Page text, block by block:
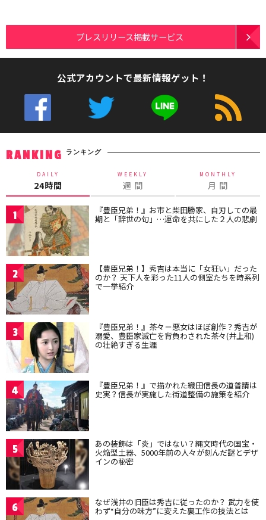
プレスリリース掲載サービス
公式アカウントで最新情報ゲット！
RANKING ランキング
DAILY
24時間
WEEKLY
週 間
MONTHLY
月 間
1 『豊臣兄弟！』お市と柴田勝家、自刃しての最
期と「辞世の句」…運命を共にした２人の悲劇
2 【豊臣兄弟！】秀吉は本当に「女狂い」だった
のか？ 天下人を彩った11人の側室たちを時系列
で一挙紹介
3 『豊臣兄弟！』茶々＝悪女はほぼ創作？秀吉が
溺愛、豊臣家滅亡を背負わされた茶々(井上和)
の壮絶すぎる生涯
4 『豊臣兄弟！』で描かれた織田信長の道普請は
史実？信長が実施した街道整備の施策を紹介
5 あの装飾は「炎」ではない？縄文時代の国宝・
火焔型土器、5000年前の人々が刻んだ謎とデザ
インの秘密
6 なぜ浅井の旧臣は秀吉に従ったのか？ 武力を使
わず“自分の味方”に変えた裏工作の技法とは